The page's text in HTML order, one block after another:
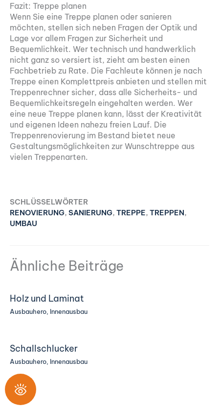
Fazit: Treppe planen
Wenn Sie eine Treppe planen oder sanieren
möchten, stellen sich neben Fragen der Optik und
Lage vor allem Fragen zur Sicherheit und
Bequemlichkeit. Wer technisch und handwerklich
nicht ganz so versiert ist, zieht am besten einen
Fachbetrieb zu Rate. Die Fachleute können je nach
Treppe einen Komplettpreis anbieten und stellen mit
Treppenrechner sicher, dass alle Sicherheits- und
Bequemlichkeitsregeln eingehalten werden. Wer
eine neue Treppe planen kann, lässt der Kreativität
und eigenen Ideen nahezu freien Lauf. Die
Treppenrenovierung im Bestand bietet neue
Gestaltungsmöglichkeiten zur Wunschtreppe aus
vielen Treppenarten.
SCHLÜSSELWÖRTER
RENOVIERUNG, SANIERUNG, TREPPE, TREPPEN,
UMBAU
Ähnliche Beiträge
Holz und Laminat
Ausbauhero Innenausbau
Schallschlucker
Ausbauhero Innenausbau